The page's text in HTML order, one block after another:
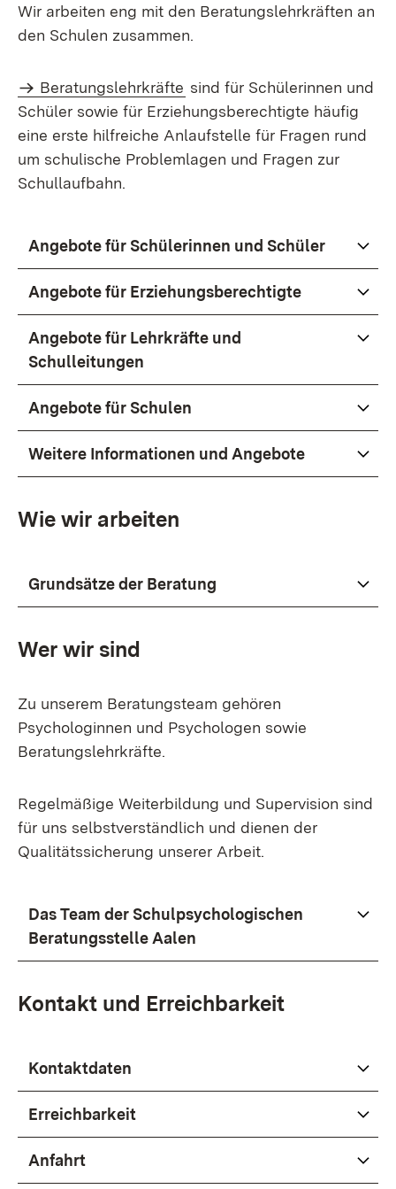
Wir arbeiten eng mit den Beratungslehrkräften an
den Schulen zusammen.
Beratungslehrkräfte sind für Schülerinnen und
Schüler sowie für Erziehungsberechtigte häufig
eine erste hilfreiche Anlaufstelle für Fragen rund
um schulische Problemlagen und Fragen zur
Schullaufbahn.
Angebote für Schülerinnen und Schüler
Angebote für Erziehungsberechtigte
Angebote für Lehrkräfte und
Schulleitungen
Angebote für Schulen
Weitere Informationen und Angebote
Wie wir arbeiten
Grundsätze der Beratung
Wer wir sind
Zu unserem Beratungsteam gehören
Psychologinnen und Psychologen sowie
Beratungslehrkräfte.
Regelmäßige Weiterbildung und Supervision sind
für uns selbstverständlich und dienen der
Qualitätssicherung unserer Arbeit.
Das Team der Schulpsychologischen
Beratungsstelle Aalen
Kontakt und Erreichbarkeit
Kontaktdaten
Erreichbarkeit
Anfahrt